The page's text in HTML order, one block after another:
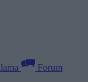
Forum